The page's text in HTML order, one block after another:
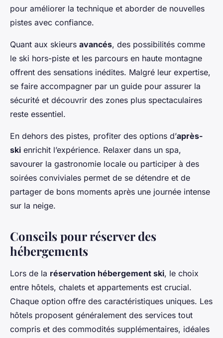
pour améliorer la technique et aborder de nouvelles
pistes avec confiance.
Quant aux skieurs avancés, des possibilités comme
le ski hors-piste et les parcours en haute montagne
offrent des sensations inédites. Malgré leur expertise,
se faire accompagner par un guide pour assurer la
sécurité et découvrir des zones plus spectaculaires
reste essentiel.
En dehors des pistes, profiter des options d’après-
ski enrichit l’expérience. Relaxer dans un spa,
savourer la gastronomie locale ou participer à des
soirées conviviales permet de se détendre et de
partager de bons moments après une journée intense
sur la neige.
Conseils pour réserver des
hébergements
Lors de la réservation hébergement ski, le choix
entre hôtels, chalets et appartements est crucial.
Chaque option offre des caractéristiques uniques. Les
hôtels proposent généralement des services tout
compris et des commodités supplémentaires, idéales